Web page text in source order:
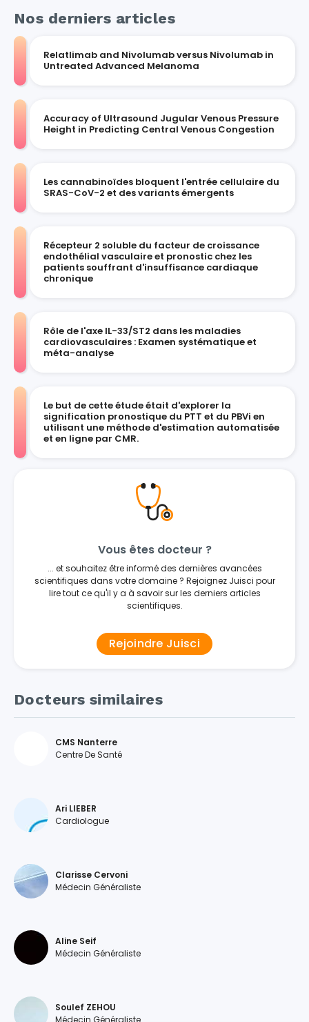
Nos derniers articles
Relatlimab and Nivolumab versus Nivolumab in
Untreated Advanced Melanoma
Accuracy of Ultrasound Jugular Venous Pressure
Height in Predicting Central Venous Congestion
Les cannabinoïdes bloquent l'entrée cellulaire du
SRAS-CoV-2 et des variants émergents
Récepteur 2 soluble du facteur de croissance
endothélial vasculaire et pronostic chez les
patients souffrant d'insuffisance cardiaque
chronique
Rôle de l'axe IL-33/ST2 dans les maladies
cardiovasculaires : Examen systématique et
méta-analyse
Le but de cette étude était d'explorer la
signification pronostique du PTT et du PBVi en
utilisant une méthode d'estimation automatisée
et en ligne par CMR.
Vous êtes docteur ?
... et souhaitez être informé des dernières avancées
scientifiques dans votre domaine ? Rejoignez Juisci pour
lire tout ce qu'il y a à savoir sur les derniers articles
scientifiques.
Rejoindre Juisci
Docteurs similaires
CMS Nanterre
Centre De Santé
Ari LIEBER
Cardiologue
Clarisse Cervoni
Médecin Généraliste
Aline Seif
Médecin Généraliste
Soulef ZEHOU
Médecin Généraliste